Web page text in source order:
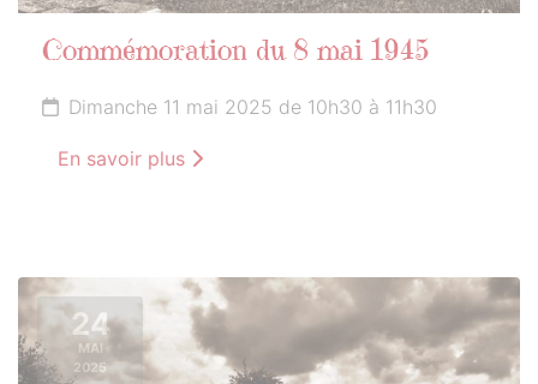
Commémoration du 8 mai 1945
Dimanche 11 mai 2025 de 10h30 à 11h30
En savoir plus
24
MAI
2025